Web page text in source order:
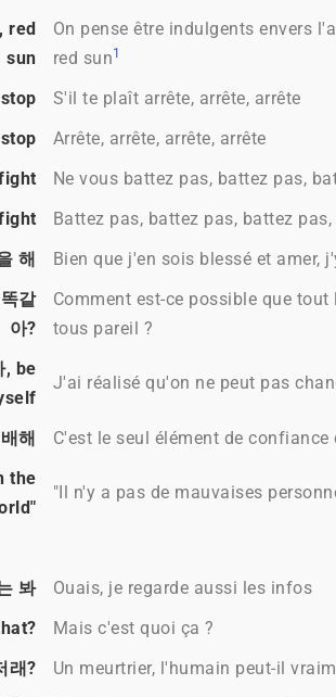
red
sun
On pense être indulgents envers
red sun1
S'il te plaît arrête, arrête, arrête
Arrête, arrête, arrête, arrête
Ne vous battez pas, battez pas,
Battez pas, battez pas, battez
해
Bien que j'en sois blessé et amer,
같
아?
Comment est-ce possible que
tous pareil ?
, be
J'ai réalisé qu'on ne peut pas
해
C'est le seul élément de confiance
the
"Il n'y a pas de mauvaises
봐
Ouais, je regarde aussi les infos
Mais c'est quoi ça ?
래?
Un meurtrier, l'humain peut-il